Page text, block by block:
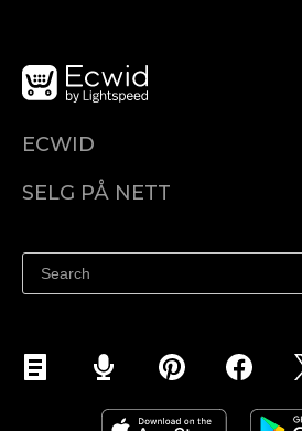
ECWID
Pris
SELG PÅ NETT
Selg på Facebook